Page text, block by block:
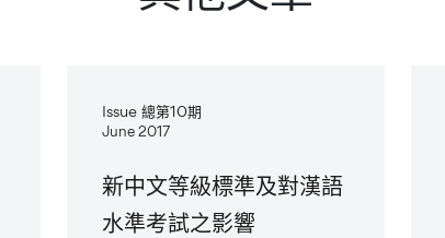
Issue 總第10期
June 2017
新中文等級標準及對漢語
水準考試之影響